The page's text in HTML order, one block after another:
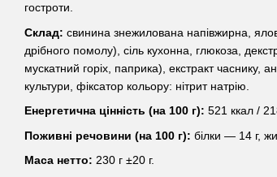
гостроти.
Склад: свинина знежилована напівжирна,
дрібного помолу), сіль кухонна, глюкоза,
мускатний горіх, паприка), екстракт часнику,
культури, фіксатор кольору: нітрит натрію.
Енергетична цінність (на 100 г): 521 ккал /
Поживні речовини (на 100 г): білки — 14 г,
Маса нетто: 230 г ±20 г.